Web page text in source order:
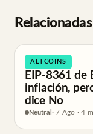
Relacionadas
ALTCOINS
EIP-8361 de
inflación,
dice No
Neutral · 7 Ago · 4